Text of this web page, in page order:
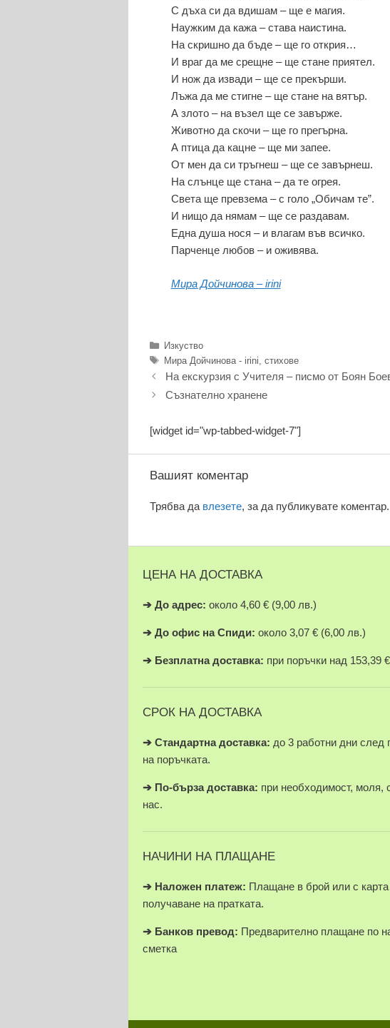
С дъха си да вдишам – ще е магия.
Наужким да кажа – става наистина.
На скришно да бъде – ще го открия…
И враг да ме срещне – ще стане приятел.
И нож да извади – ще се прекърши.
Лъжа да ме стигне – ще стане на вятър.
А злото – на възел ще се завърже.
Животно да скочи – ще го прегърна.
А птица да кацне – ще ми запее.
От мен да си тръгнеш – ще се завърнеш.
На слънце ще стана – да те огрея.
Света ще превзема – с голо „Обичам те”.
И нищо да нямам – ще се раздавам.
Една душа нося – и влагам във всичко.
Парченце любов – и оживява.
Мира Дойчинова – irini
Категории
Изкуство
Етикети
Мира Дойчинова - irini,стихове
На екскурзия с Учителя – писмо от Боян
Съзнателно хранене
[widget id="wp-tabbed-widget-7"]
Вашият коментар
Трябва да влезете, за да публикувате коментар.
ЦЕНА НА ДОСТАВКА
➔ До адрес: около 4,60 € (9,00 лв.)
➔ До офис на Спиди: около 3,07 € (6,00 лв.)
➔ Безплатна доставка: при поръчки над 153,39
СРОК НА ДОСТАВКА
➔ Стандартна доставка: до 3 работни дни след
на поръчката.
➔ По-бърза доставка: при необходимост, моля,
нас.
НАЧИНИ НА ПЛАЩАНЕ
➔ Наложен платеж: Плащане в брой или с карта
получаване на пратката.
➔ Банков превод: Предварително плащане по
сметка